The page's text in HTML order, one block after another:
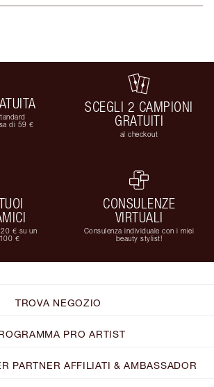
di 59 €
SCEGLI 2 CAMPIONI
GRATUITI
al checkout
€ su un
€
CONSULENZE
VIRTUALI
Consulenza individuale con i miei
beauty stylist!
TROVA NEGOZIO
PRO ARTIST
PARTNER AFFILIATI & AMBASSADOR